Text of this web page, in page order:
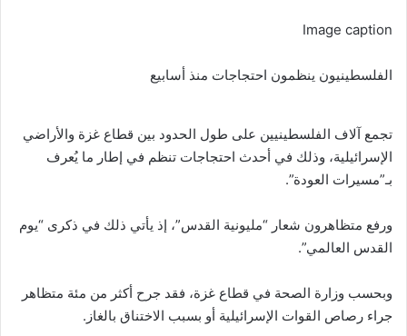
Image caption
الفلسطينيون ينظمون احتجاجات منذ أسابيع
تجمع آلاف الفلسطينيين على طول الحدود بين قطاع غزة والأراضي
الإسرائيلية، وذلك في أحدث احتجاجات تنظم في إطار ما يُعرف
بـ”مسيرات العودة”.
ورفع متظاهرون شعار “مليونية القدس”، إذ يأتي ذلك في ذكرى “يوم
القدس العالمي”.
وبحسب وزارة الصحة في قطاع غزة، فقد جرح أكثر من مئة متظاهر
جراء رصاص القوات الإسرائيلية أو بسبب الاختناق بالغاز.